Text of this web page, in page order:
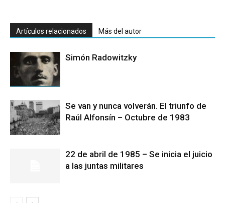
Artículos relacionados Más del autor
Simón Radowitzky
Se van y nunca volverán. El triunfo de
Raúl Alfonsín – Octubre de 1983
22 de abril de 1985 – Se inicia el juicio
a las juntas militares